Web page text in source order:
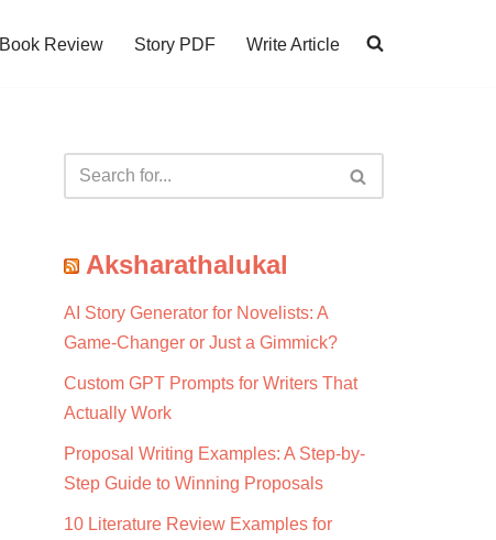
Book Review Story PDF Write Article
Aksharathalukal
AI Story Generator for Novelists: A
Game-Changer or Just a Gimmick?
Custom GPT Prompts for Writers That
Actually Work
Proposal Writing Examples: A Step-by-
Step Guide to Winning Proposals
10 Literature Review Examples for